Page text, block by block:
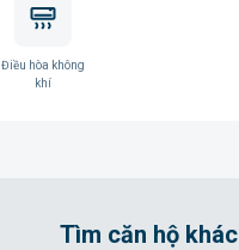
Điều hòa không
khí
Tìm căn hộ khác